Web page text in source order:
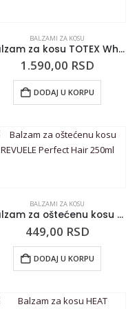
BALZAMI ZA KOSU
Balzam za kosu TOTEX White 5l
1.590,00 RSD
DODAJ U KORPU
BALZAMI ZA KOSU
Balzam za oštećenu kosu REVUELE Perfect Hair 250ml
449,00 RSD
DODAJ U KORPU